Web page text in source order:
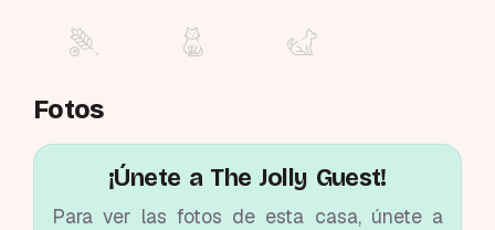
Fotos
¡Únete a The Jolly Guest!
Para ver las fotos de esta casa, únete a